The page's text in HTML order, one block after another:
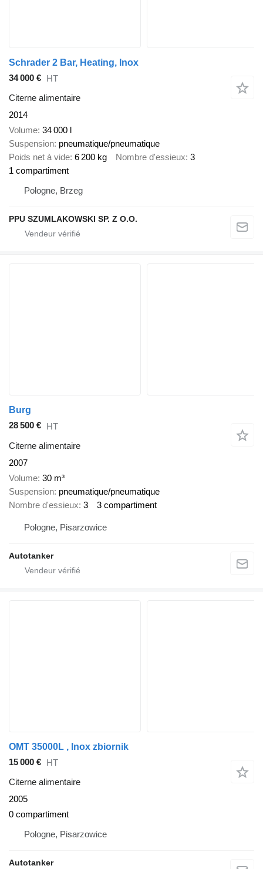
Schrader 2 Bar, Heating, Inox
34 000 € HT
Citerne alimentaire
2014
Volume 34 000 l
Suspension pneumatique/pneumatique
Poids net à vide 6 200 kg Nombre d'essieux 3
1 compartiment
Pologne, Brzeg
PPU SZUMLAKOWSKI SP. Z O.O.
Burg
28 500 € HT
Citerne alimentaire
2007
Volume 30 m³
Suspension pneumatique/pneumatique
Nombre d'essieux 3 3 compartiment
Pologne, Pisarzowice
Autotanker
OMT 35000L , Inox zbiornik
15 000 € HT
Citerne alimentaire
2005
0 compartiment
Pologne, Pisarzowice
Autotanker